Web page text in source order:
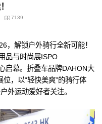
7139
，解锁户外骑行全新可能！
品与时尚展ISPO
启幕。折叠车品牌DAHON大
，以“轻快美爽”的骑行体
外运动爱好者关注。